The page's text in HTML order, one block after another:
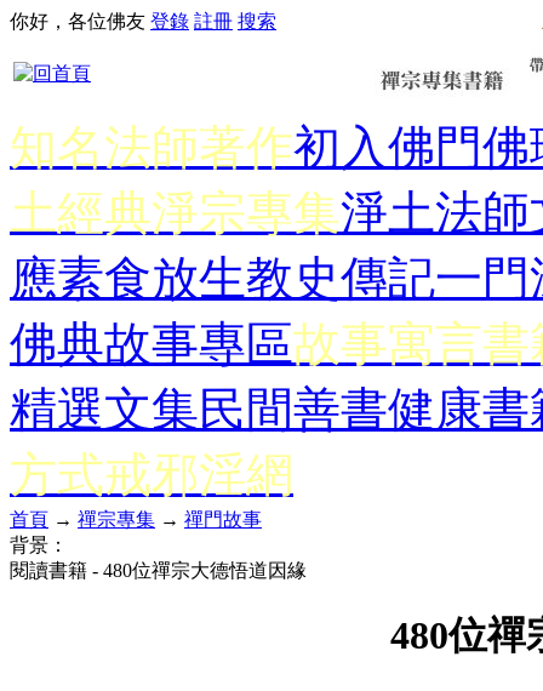
你好，各位佛友 登錄 註冊 搜索
知名法師著作初入佛門佛
土經典淨宗專集淨土法師
應素食放生教史傳記一門
佛典故事專區故事寓言書
精選文集民間善書健康書
方式戒邪淫網
首頁 → 禪宗專集 → 禪門故事
背景：
閱讀書籍 - 480位禪宗大德悟道因緣
480位禪